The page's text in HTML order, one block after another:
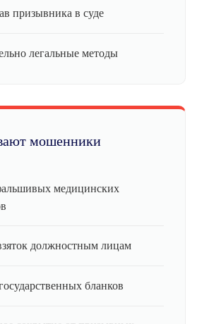
призывника в суде
легальные методы
мошенники
медицинских
должностным лицам
бланков